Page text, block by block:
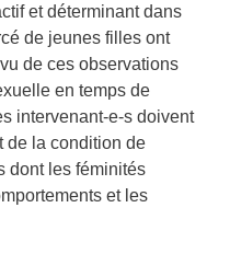
et déterminant dans
de jeunes filles ont
de ces observations
en temps de
intervenant-e-s doivent
de la condition de
dont les féminités
et les